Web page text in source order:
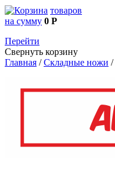
товаров
на сумму 0 Р
Перейти
Свернуть корзину
Главная /Складные ножи /